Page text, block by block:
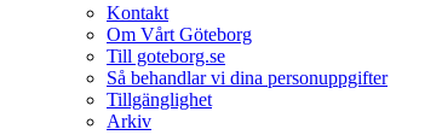
Kontakt
Om Vårt Göteborg
Till goteborg.se
Så behandlar vi dina personuppgifter
Tillgänglighet
Arkiv